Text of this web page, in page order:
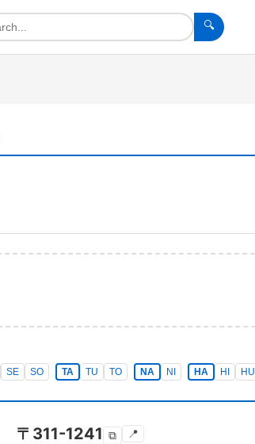
🔍
SE SO TA TU TO NA NI HA HI HU
〒 311-1241 ⧉ 📍